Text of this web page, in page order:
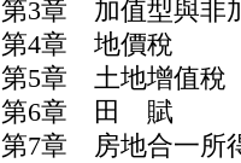
第3章 加值型與非
第4章 地價稅
第5章 土地增值稅
第6章 田 賦
第7章 房地合一所